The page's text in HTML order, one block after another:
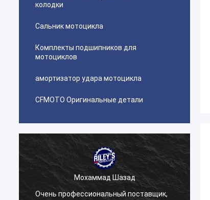
колодки
Сальник мотоцикла
Комплекты подшипников для
мотоциклов
амортизатор удара мотоцикла
CFMOTO Оригинальные детали
Мохаммад Шазад
Очень профессиональный поставщик,